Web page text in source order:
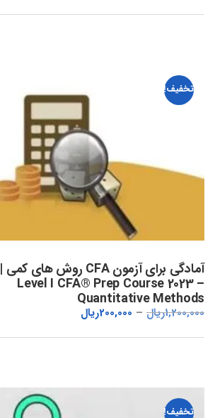
تخفیف!
آمادگی برای آزمون CFA روش های کمی |
Level I CFA® Prep Course 2023 –
Quantitative Methods
1,200,000ریال 200,000ریال
تخفیف!